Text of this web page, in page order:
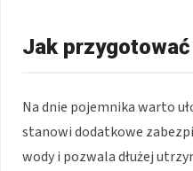
Jak
Na dnie pojemnika warto
stanowi dodatkowe
wody i pozwala dłużej